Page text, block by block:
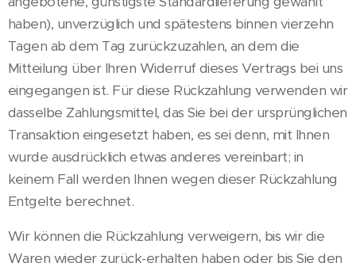
haben), unverzüglich und spätestens binnen vierzehn
Tagen ab dem Tag zurückzuzahlen, an dem die
Mitteilung über Ihren Widerruf dieses Vertrags bei uns
eingegangen ist. Für diese Rückzahlung verwenden wir
dasselbe Zahlungsmittel, das Sie bei der ursprünglichen
Transaktion eingesetzt haben, es sei denn, mit Ihnen
wurde ausdrücklich etwas anderes vereinbart; in
keinem Fall werden Ihnen wegen dieser Rückzahlung
Entgelte berechnet.
Wir können die Rückzahlung verweigern, bis wir die
Waren wieder zurück-erhalten haben oder bis Sie den